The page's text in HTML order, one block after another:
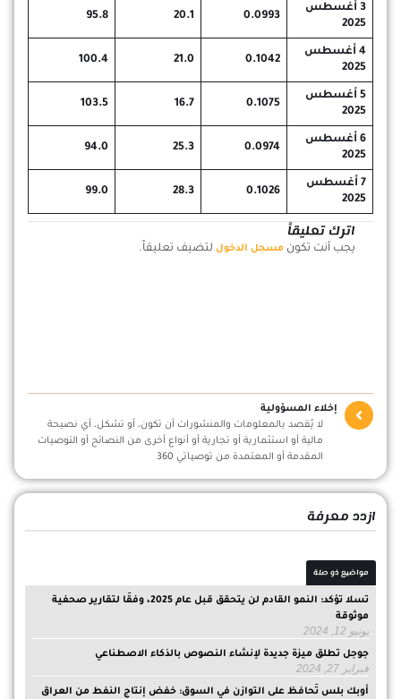
3 أغسطس
2025
0.0993
20.1
95.8
4 أغسطس
2025
0.1042
21.0
100.4
5 أغسطس
2025
0.1075
16.7
103.5
6 أغسطس
2025
0.0974
25.3
94.0
7 أغسطس
2025
0.1026
28.3
99.0
اترك تعليقاً
يجب أنت تكون مسجل الدخول لتضيف تعليقاً.
إخلاء المسؤولية
لا يُقصد بالمعلومات والمنشورات أن تكون، أو تشكل، أي نصيحة
مالية أو استثمارية أو تجارية أو أنواع أخرى من النصائح أو التوصيات
المقدمة أو المعتمدة من توصياتي 360
ازدد معرفة
مواضيع ذو صلة
تسلا تؤكد: النمو القادم لن يتحقق قبل عام 2025، وفقًا لتقارير صحفية
موثوقة
يونيو 12, 2024
جوجل تطلق ميزة جديدة لإنشاء النصوص بالذكاء الاصطناعي
فبراير 27, 2024
أوبك بلس تُحافظ على التوازن في السوق: خفض إنتاج النفط من العراق